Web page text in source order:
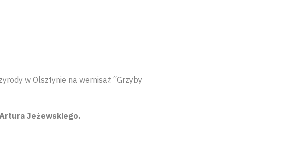
w Olsztynie na wernisaż “Grzyby
Jeżewskiego.